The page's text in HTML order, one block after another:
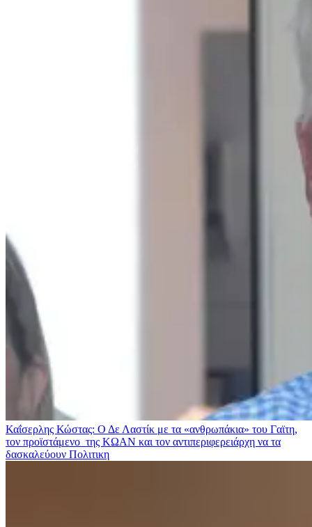
Καΐσερλης Κώστας: Ο Δε Λαστίκ με τα «ανθρωπάκια» του Γαϊτη,
τον προϊστάμενο της ΚΩΑΝ και τον αντιπεριφερειάρχη να τα
δασκαλεύουν Πολιτικη